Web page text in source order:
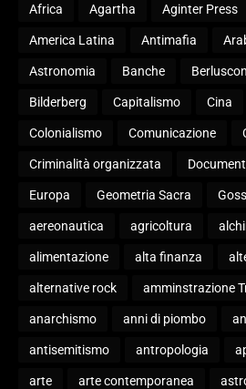
Africa Agartha Aginter Press
America Latina Antimafia
Astronomia Banche
Bilderberg Capitalismo Cina
Colonialismo Comunicazione
Criminalità organizzata
Europa Geometria Sacra
aereonautica agricoltura
alimentazione alta finanza
alternative rock amminstrazione
anarchismo anni di piombo
antisemitismo antropologia
arte arte contemporanea